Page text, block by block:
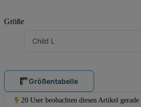
Größe
Child L
Größentabelle
20 User beobachten diesen Artikel gerade